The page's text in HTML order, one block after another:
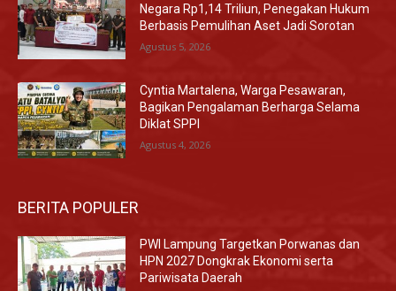
Negara Rp1,14 Triliun, Penegakan Hukum
Berbasis Pemulihan Aset Jadi Sorotan
Agustus 5, 2026
Cyntia Martalena, Warga Pesawaran,
Bagikan Pengalaman Berharga Selama
Diklat SPPI
Agustus 4, 2026
BERITA POPULER
PWI Lampung Targetkan Porwanas dan
HPN 2027 Dongkrak Ekonomi serta
Pariwisata Daerah